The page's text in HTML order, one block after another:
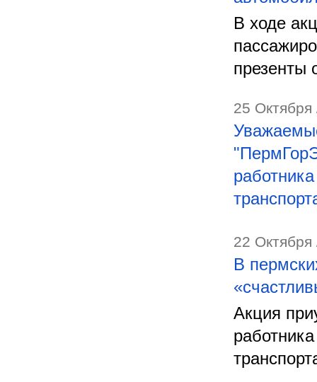
В ходе
презенты
25 Октября
22 Октября
В
Акция